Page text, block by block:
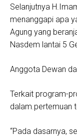
Selanjutnya
menanggapi apa
Agung yang
Nasdem lantai 5
Anggota Dewan
Terkait program-
dalam.pertemuan
“Pada dasarnya,